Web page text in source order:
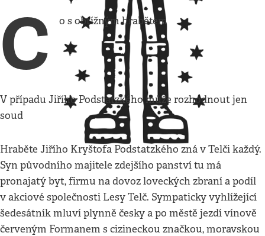
C o s obtížným hrabětem
V případu Jiřího Podstatzkého může rozhodnout jen
soud
Hraběte Jiřího Kryštofa Podstatzkého zná v Telči každý.
Syn původního majitele zdejšího panství tu má
pronajatý byt, firmu na dovoz loveckých zbraní a podíl
v akciové společnosti Lesy Telč. Sympaticky vyhlížející
šedesátník mluví plynně česky a po městě jezdí vínově
červeným Formanem s cizineckou značkou, moravskou